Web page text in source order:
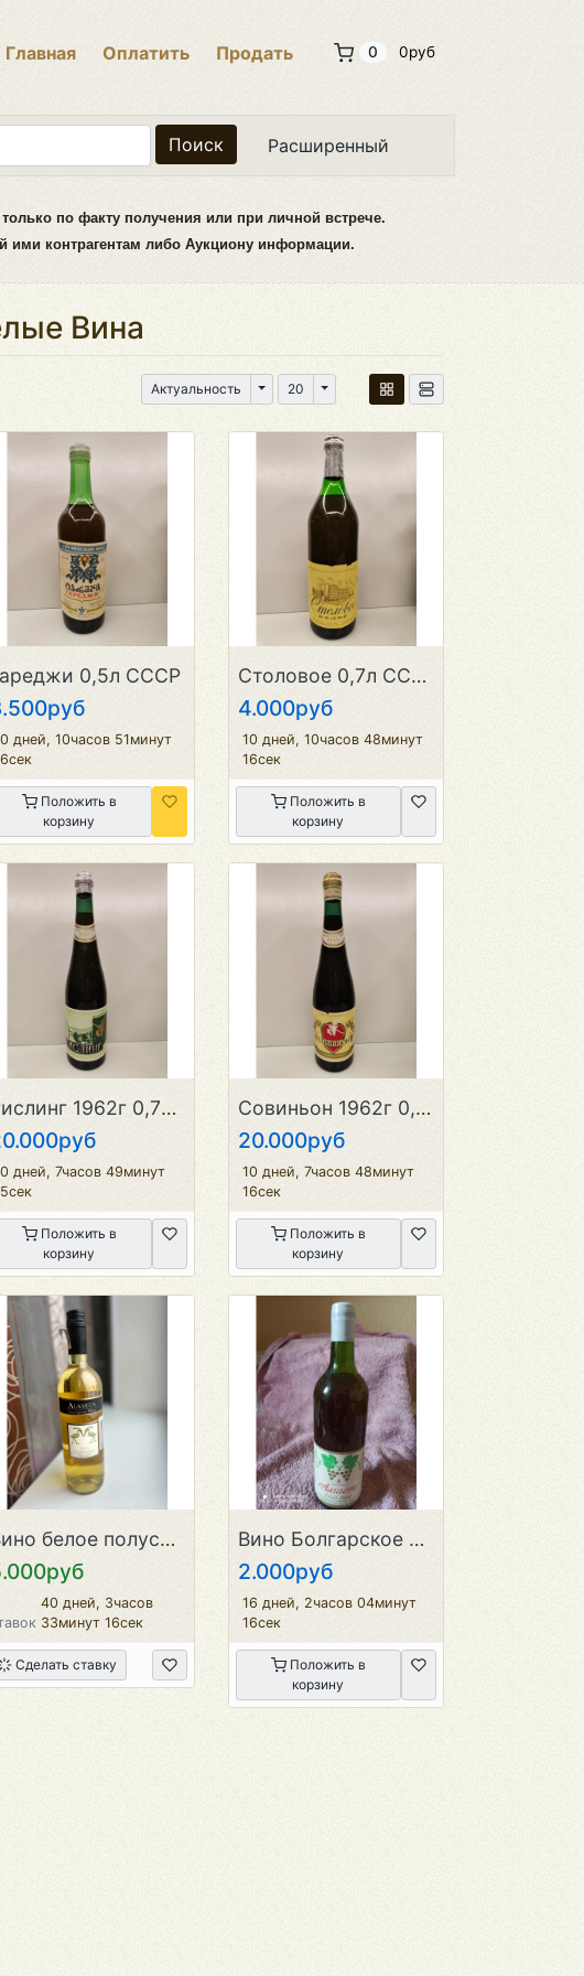
Главная Оплатить Продать 0 0руб
Поиск Расширенный
по факту получения или при личной встрече.
ими контрагентам либо Аукциону информации.
Вина
Актуальность Переключатель выпадающего списка
20 Переключатель выпадающего списка
0,5л СССР
дней, 10часов 51минут
Положить в
корзину
Столовое 0,7л СССР
4.000руб
10 дней, 10часов 48минут
16сек
Положить в
корзину
Рислинг 1962г 0,75л СССР
дней, 7часов 49минут
Положить в
корзину
Совиньон 1962г 0,75л СССР
20.000руб
10 дней, 7часов 48минут
16сек
Положить в
корзину
Вино белое полусухое
40 дней, 3часов
33минут 16сек
Сделать ставку
Вино Болгарское Алиготе
2.000руб
16 дней, 2часов 04минут
16сек
Положить в
корзину